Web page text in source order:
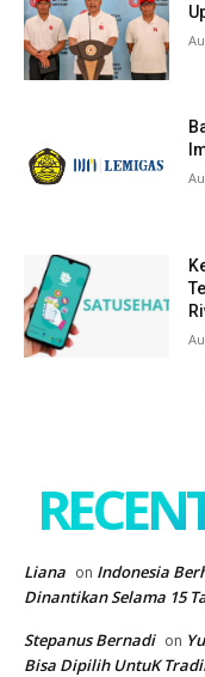
Liana on Indonesia
Dinantikan Selama 15
Stepanus Bernadi on
Bisa Dipilih UntuK